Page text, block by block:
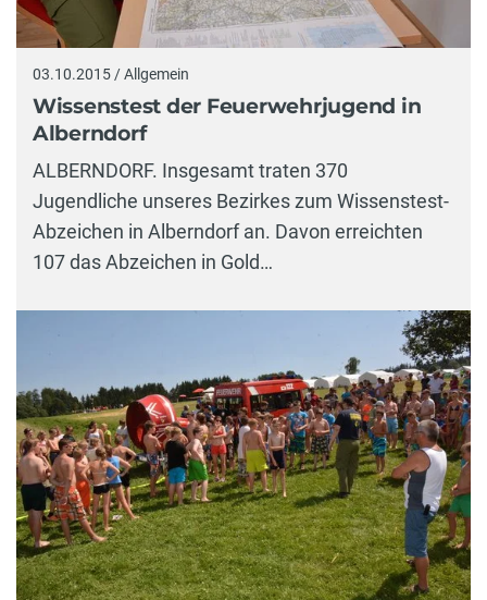
03.10.2015 / Allgemein
Wissenstest der Feuerwehrjugend in
Alberndorf
ALBERNDORF. Insgesamt traten 370
Jugendliche unseres Bezirkes zum Wissenstest-
Abzeichen in Alberndorf an. Davon erreichten
107 das Abzeichen in Gold…